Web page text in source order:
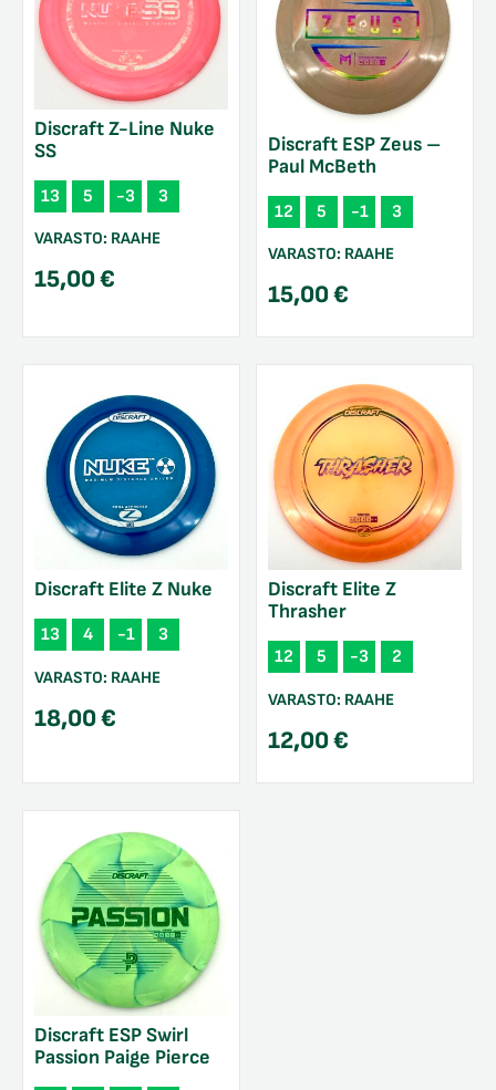
Discraft Z-Line Nuke
SS
13 5 -3 3
VARASTO: RAAHE
15,00€
Discraft ESP Zeus –
Paul McBeth
12 5 -1 3
VARASTO: RAAHE
15,00€
Discraft Elite Z Nuke
13 4 -1 3
VARASTO: RAAHE
18,00€
Discraft Elite Z
Thrasher
12 5 -3 2
VARASTO: RAAHE
12,00€
Discraft ESP Swirl
Passion Paige Pierce